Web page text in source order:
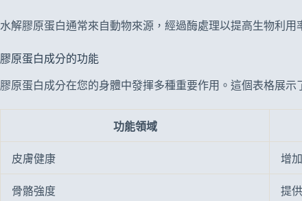
水解膠原蛋白通常來自動物來源，經過酶處理以提高生物利
膠原蛋白成分的功能
膠原蛋白成分在您的身體中發揮多種重要作用。這個表格展示
功能領域
皮膚健康 增
骨骼強度 提